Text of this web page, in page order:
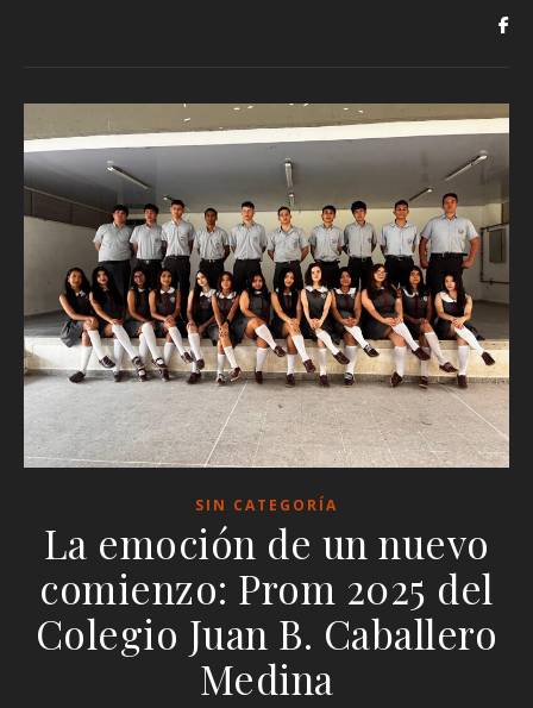
SIN CATEGORÍA
La emoción de un nuevo
comienzo: Prom 2025 del
Colegio Juan B. Caballero
Medina